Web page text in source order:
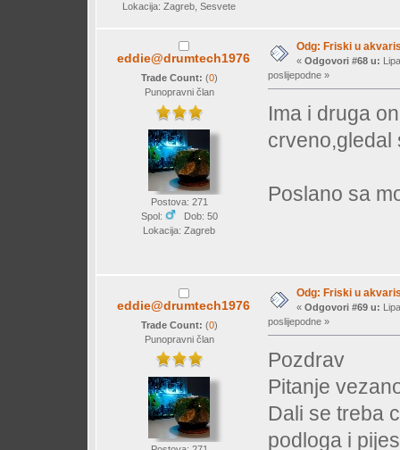
Lokacija: Zagreb, Sesvete
eddie@drumtech1976
Trade Count: (0)
Punopravni član
Postova: 271
Spol:
Dob: 50
Lokacija: Zagreb
Odg: Friski u
« Odgovori #68 u:
poslijepodne »
Ima i druga
crveno,gledal
Poslano sa
eddie@drumtech1976
Trade Count: (0)
Punopravni član
Odg: Friski u
« Odgovori #69 u:
poslijepodne »
Pozdrav
Pitanje
Dali se treba
podloga i